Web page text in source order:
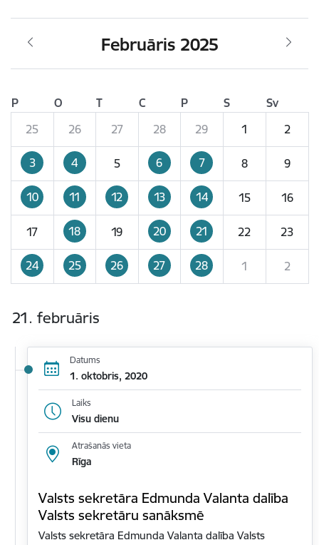
Februāris 2025
P O T C P S
Sv
25
26 27 28 29 1 2
3 4 5 6 7 8 9
10 11 12 13 14 15 16
17 18 19 20 21 22 23
24 25 26 27 28 1 2
21. februāris
Datums
1. oktobris, 2020
Laiks
Visu dienu
Atrašanās vieta
Rīga
Valsts sekretāra Edmunda Valanta dalība
Valsts sekretāru sanāksmē
Valsts sekretāra Edmunda Valanta dalība Valsts